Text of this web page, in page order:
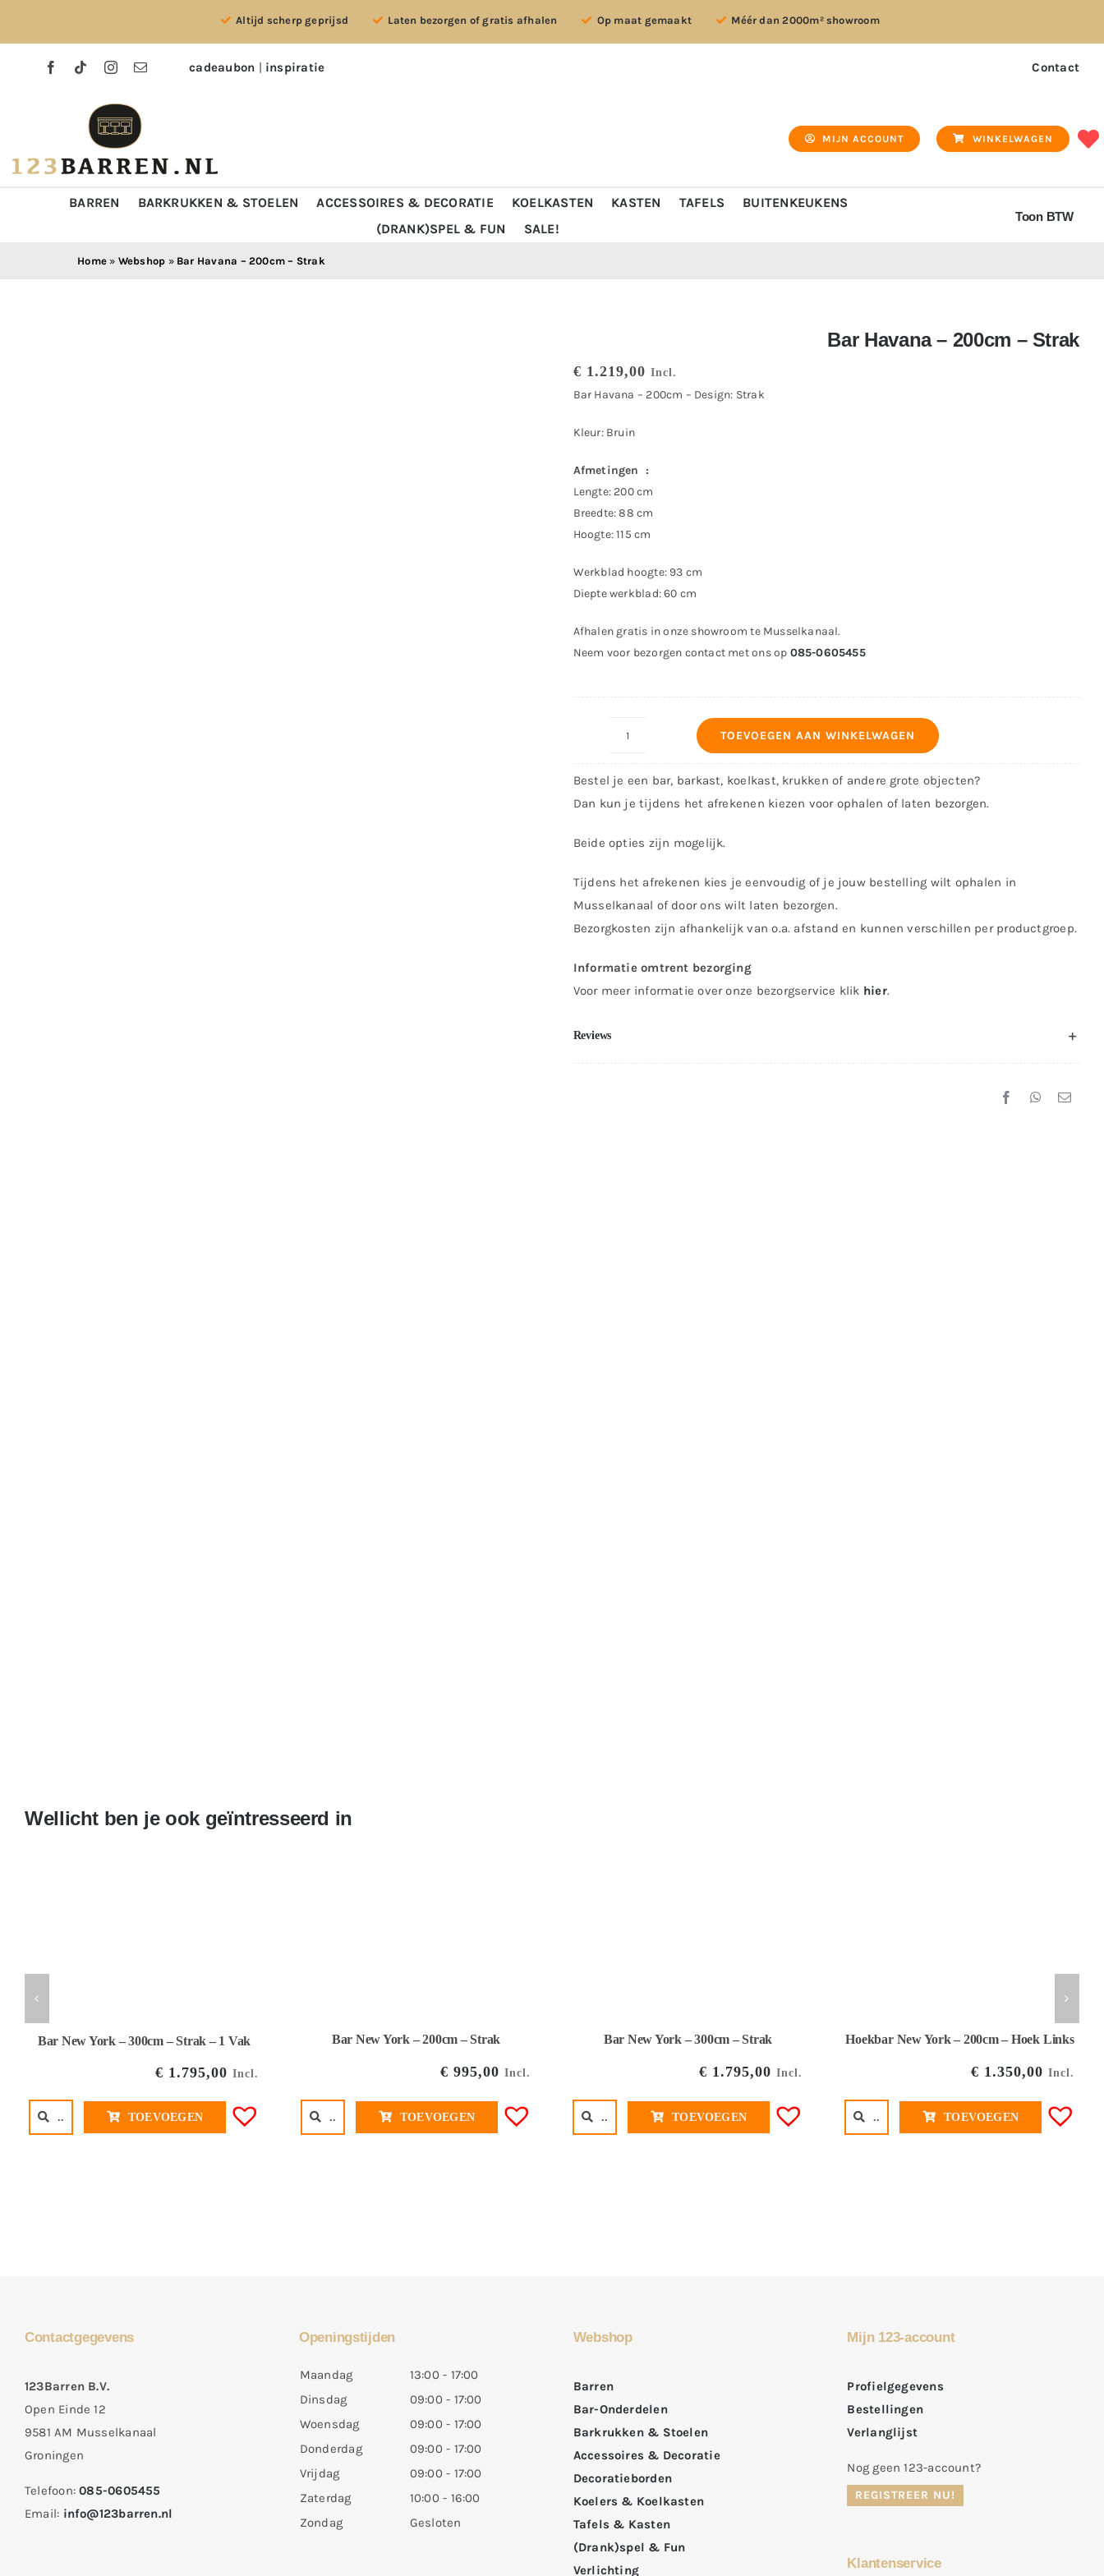
Altijd scherp geprijsd Laten bezorgen of gratis afhalen Op maat gemaakt Méér dan 2000m² showroom
cadeaubon | inspiratie Contact
MIJN ACCOUNT WINKELWAGEN
BARREN BARKRUKKEN & STOELEN ACCESSOIRES & DECORATIE KOELKASTEN KASTEN TAFELS
BUITENKEUKENS
(DRANK)SPEL & FUN
SALE!
Toon BTW
Home » Webshop » Bar Havana – 200cm – Strak
Bar Havana – 200cm – Strak
€ 1.219,00 Incl.
Bar Havana – 200cm – Design: Strak
Kleur: Bruin
Afmetingen :
Lengte: 200 cm
Breedte: 88 cm
Hoogte: 115 cm
Werkblad hoogte: 93 cm
Diepte werkblad: 60 cm
Afhalen gratis in onze showroom te Musselkanaal.
Neem voor bezorgen contact met ons op 085-0605455
200cm
-
aantal
TOEVOEGEN AAN WINKELWAGEN
Bestel je een bar, barkast, koelkast, krukken of andere grote objecten?
Dan kun je tijdens het afrekenen kiezen voor ophalen of laten bezorgen.
Beide opties zijn mogelijk.
Tijdens het afrekenen kies je eenvoudig of je jouw bestelling wilt ophalen in
Musselkanaal of door ons wilt laten bezorgen.
Bezorgkosten zijn afhankelijk van o.a. afstand en kunnen verschillen per productgroep.
Informatie omtrent bezorging
Voor meer informatie over onze bezorgservice klik hier.
Reviews
Wellicht ben je ook geïntresseerd in
Bar New York – 300cm – Strak – 1 Vak
€ 1.795,00 Incl.
.. TOEVOEGEN
Bar New York – 200cm – Strak
€ 995,00 Incl.
.. TOEVOEGEN
Bar New York – 300cm – Strak
€ 1.795,00 Incl.
.. TOEVOEGEN
Hoekbar New York – 200cm – Hoek Links
€ 1.350,00 Incl.
.. TOEVOEGEN
Contactgegevens
123Barren B.V.
Open Einde 12
9581 AM Musselkanaal
Groningen
Telefoon:085-0605455
Email: info@123barren.nl
Openingstijden
Maandag
13:00 - 17:00
Dinsdag
09:00 - 17:00
Woensdag
09:00 - 17:00
Donderdag
09:00 - 17:00
Vrijdag
09:00 - 17:00
Zaterdag
10:00 - 16:00
Zondag
Gesloten
Webshop
Barren
Bar-Onderdelen
Barkrukken & Stoelen
Accessoires & Decoratie
Decoratieborden
Koelers & Koelkasten
Tafels & Kasten
(Drank)spel & Fun
Verlichting
Mijn 123-account
Profielgegevens
Bestellingen
Verlanglijst
Nog geen 123-account?
REGISTREER NU!
Klantenservice